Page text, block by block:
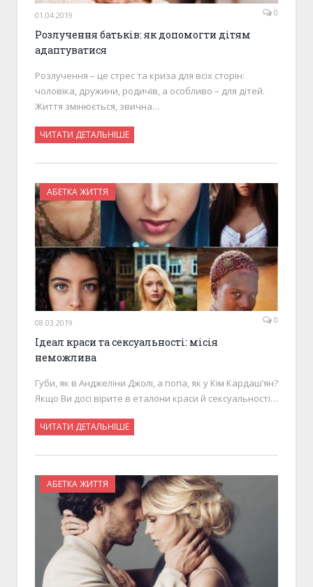
01.04.2019 0
Розлучення батьків: як допомогти дітям
адаптуватися
Розлучення – це стрес та криза для всіх сторін:
чоловіка, дружини, родичів, а особливо – для дітей.
Життя змінюється, звична…
ЧИТАТИ ДЕТАЛЬНІШЕ
АБЕТКА ЖИТТЯ
08.03.2019 0
Ідеал краси та сексуальності: місія
неможлива
Губи, як в Анджеліни Джолі, а попа, як у Кім Кардаш’ян?
Якщо Ви досі вірите в еталони краси й сексуальності…
ЧИТАТИ ДЕТАЛЬНІШЕ
АБЕТКА ЖИТТЯ